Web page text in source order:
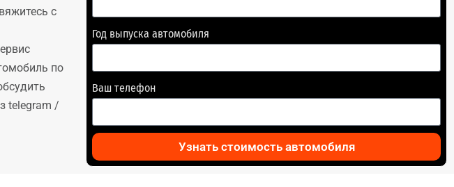
с
по
telegram /
Год выпуска автомобиля
Ваш телефон
Узнать стоимость автомобиля